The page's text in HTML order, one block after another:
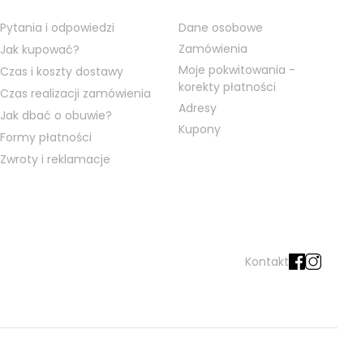
Pytania i odpowiedzi
Jak kupować?
Czas i koszty dostawy
Czas realizacji zamówienia
Jak dbać o obuwie?
Formy płatności
Zwroty i reklamacje
Dane osobowe
Zamówienia
Moje pokwitowania -
korekty płatności
Adresy
Kupony
Kontakt